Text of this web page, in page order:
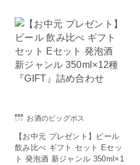
お酒のビッグボス
【お中元 プレゼント】ビール
飲み比べ ギフト セット Eセッ
ト 発泡酒 新ジャンル 350ml×1